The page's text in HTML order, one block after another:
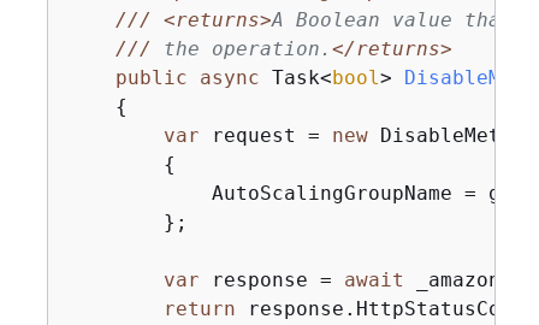
///
<returns>A Boolean value that
/// the operation. </returns>
public
async Task<bool>
{
var request = new
{
AutoScalingGroupName =
        };
var response = await
return response.HttpStatusCode